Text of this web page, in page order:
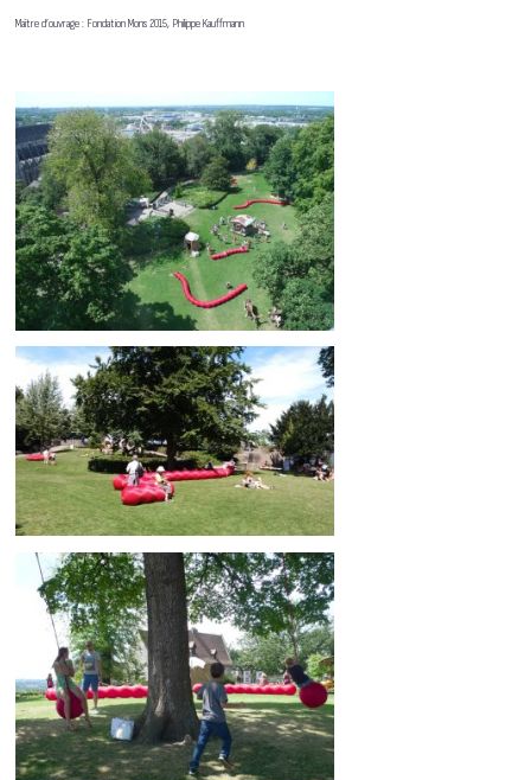
Maître d’ouvrage : Fondation Mons 2015, Philippe Kauffmann